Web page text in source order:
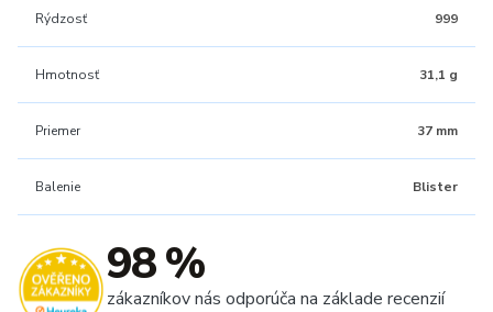
Rýdzosť 999
Hmotnosť 31,1 g
Priemer 37 mm
Balenie Blister
98 %
zákazníkov nás odporúča na základe recenzií